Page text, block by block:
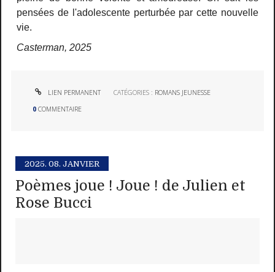
pensées de l'adolescente perturbée par cette nouvelle
vie.
Casterman, 2025
LIEN PERMANENT CATÉGORIES : ROMANS JEUNESSE
0 COMMENTAIRE
2025. 08. JANVIER
Poèmes joue ! Joue ! de Julien et
Rose Bucci